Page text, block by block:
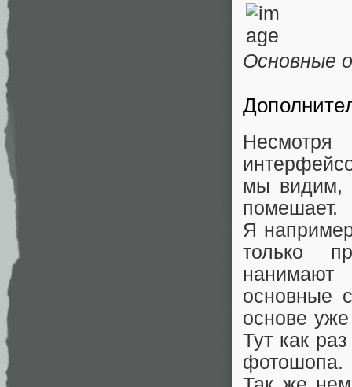
Основные
мы видим,
помешает.
Я
только
нанимают
основные
основе
Тут как
фотошопа.